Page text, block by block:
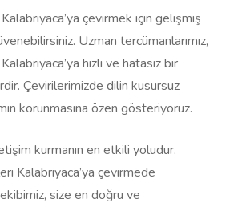
çevirmek için gelişmiş
Uzman tercümanlarımız,
hızlı ve hatasız bir
Çevirilerimizde dilin kusursuz
korunmasına özen gösteriyoruz.
kurmanın en etkili yoludur.
Kalabriyaca’ya çevirmede
size en doğru ve